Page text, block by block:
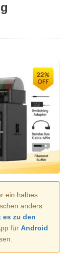
ein halbes
anders
es zu den
für Android